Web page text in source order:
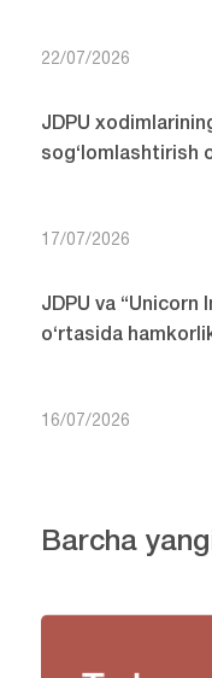
22/07/2026
JDPU
sog‘lomlashtirish
17/07/2026
JDPU va
o‘rtasida
16/07/2026
Barcha